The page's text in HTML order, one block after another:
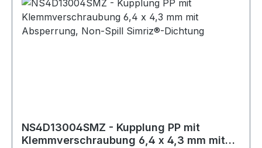
NS4D13004SMZ - Kupplung PP mit
Klemmverschraubung 6,4 x 4,3 mm mit